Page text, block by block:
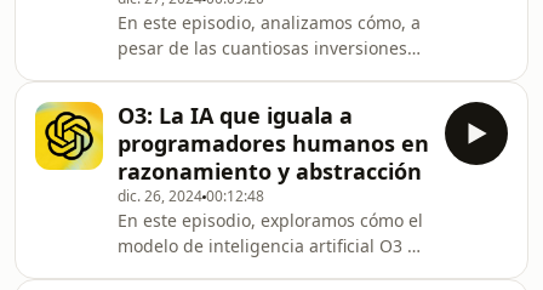
En este episodio, analizamos cómo, a
pesar de las cuantiosas inversiones
predecesor, GPT-4. Exploramos los
desafíos enfrentados por OpenAI,
incluyendo los elevados costos de
entrenamiento y la limitada
diversidad de datos, que han llevado
a cuestionar la eficiencia y viabilidad
de este nuevo modelo de inteligencia
O3: La IA que iguala a
programadores humanos en
razonamiento y abstracción
dic. 26, 202400:12:48
En este episodio, exploramos cómo el
modelo de inteligencia artificial O3 ha